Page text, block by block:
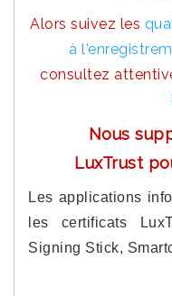
Alors suivez les
à
consultez
Nous
LuxTrust
Les applications
les certificats
Signing Stick,